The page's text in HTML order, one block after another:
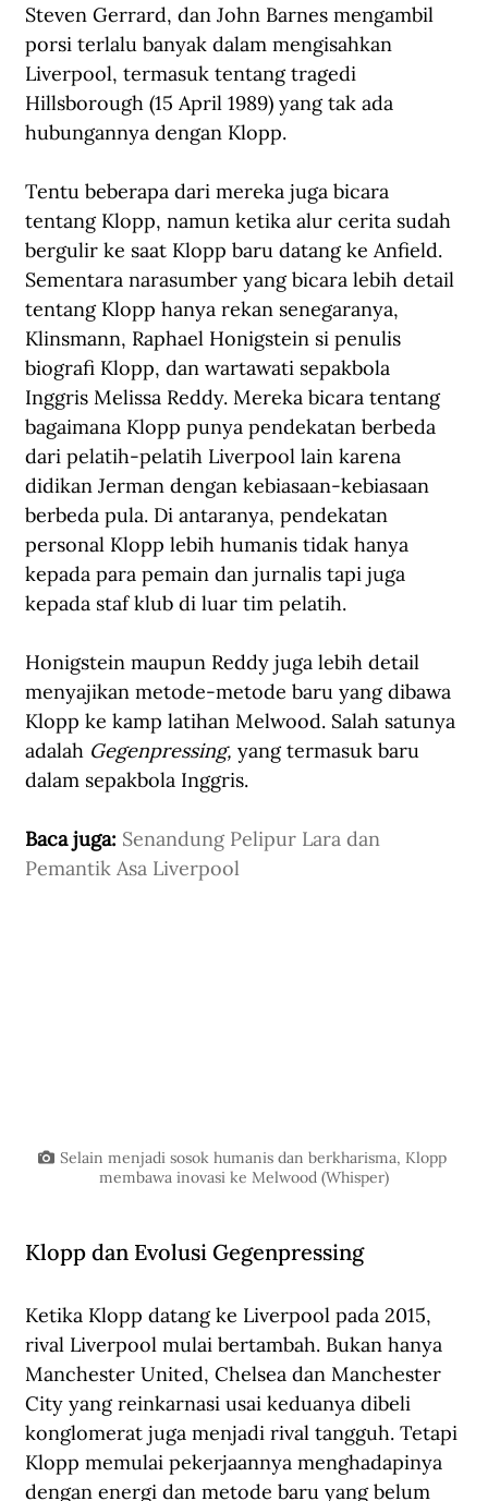
Steven Gerrard, dan John Barnes mengambil
porsi terlalu banyak dalam mengisahkan
Liverpool, termasuk tentang tragedi
Hillsborough (15 April 1989) yang tak ada
hubungannya dengan Klopp.
Tentu beberapa dari mereka juga bicara
tentang Klopp, namun ketika alur cerita sudah
bergulir ke saat Klopp baru datang ke Anfield.
Sementara narasumber yang bicara lebih detail
tentang Klopp hanya rekan senegaranya,
Klinsmann, Raphael Honigstein si penulis
biografi Klopp, dan wartawati sepakbola
Inggris Melissa Reddy. Mereka bicara tentang
bagaimana Klopp punya pendekatan berbeda
dari pelatih-pelatih Liverpool lain karena
didikan Jerman dengan kebiasaan-kebiasaan
berbeda pula. Di antaranya, pendekatan
personal Klopp lebih humanis tidak hanya
kepada para pemain dan jurnalis tapi juga
kepada staf klub di luar tim pelatih.
Honigstein maupun Reddy juga lebih detail
menyajikan metode-metode baru yang dibawa
Klopp ke kamp latihan Melwood. Salah satunya
adalah Gegenpressing, yang termasuk baru
dalam sepakbola Inggris.
Baca juga: Senandung Pelipur Lara dan
Pemantik Asa Liverpool
Selain menjadi sosok humanis dan berkharisma, Klopp
membawa inovasi ke Melwood (Whisper)
Klopp dan Evolusi Gegenpressing
Ketika Klopp datang ke Liverpool pada 2015,
rival Liverpool mulai bertambah. Bukan hanya
Manchester United, Chelsea dan Manchester
City yang reinkarnasi usai keduanya dibeli
konglomerat juga menjadi rival tangguh. Tetapi
Klopp memulai pekerjaannya menghadapinya
dengan energi dan metode baru yang belum